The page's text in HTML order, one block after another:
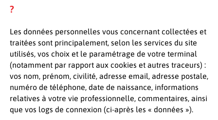
?
Les données personnelles vous concernant collectées et
traitées sont principalement, selon les services du site
utilisés, vos choix et le paramétrage de votre terminal
(notamment par rapport aux cookies et autres traceurs) :
vos nom, prénom, civilité, adresse email, adresse postale,
numéro de téléphone, date de naissance, informations
relatives à votre vie professionnelle, commentaires, ainsi
que vos logs de connexion (ci-après les « données »).